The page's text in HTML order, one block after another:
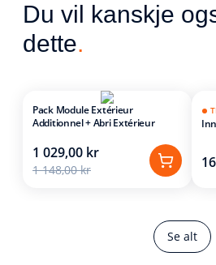
Du vil kanskje
dette.
Se alt
Pack Module Extérieur
Additionnel + Abri Extérieur
1 029,00 kr
1 148,00 kr